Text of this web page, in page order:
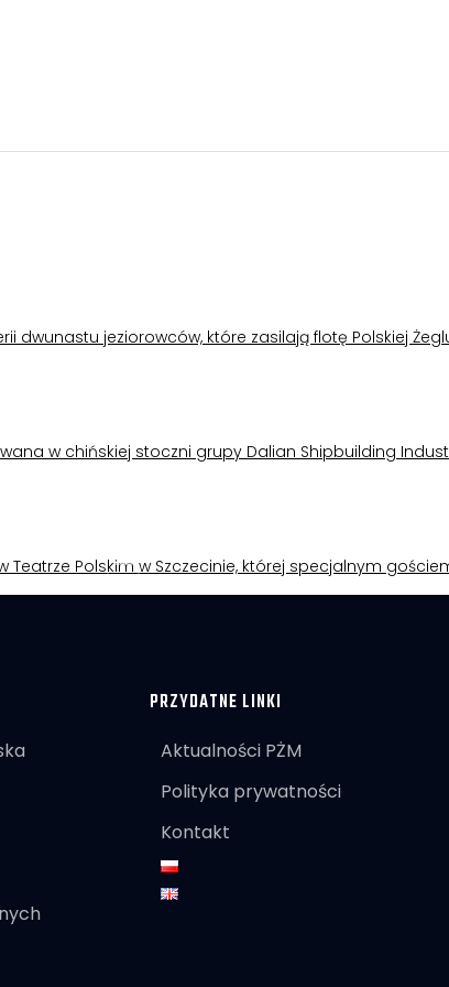
jeziorowców, które zasilają flotę Polskiej
w chińskiej stoczni grupy Dalian Shipbuilding
Teatrze Polskim w Szczecinie, której specjalnym
PRZYDATNE LINKI
Aktualności PŻM
Polityka prywatności
Kontakt